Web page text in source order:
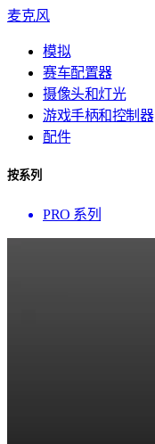
麦克风
模拟
赛车配置器
摄像头和灯光
游戏手柄和控制器
配件
按系列
PRO 系列